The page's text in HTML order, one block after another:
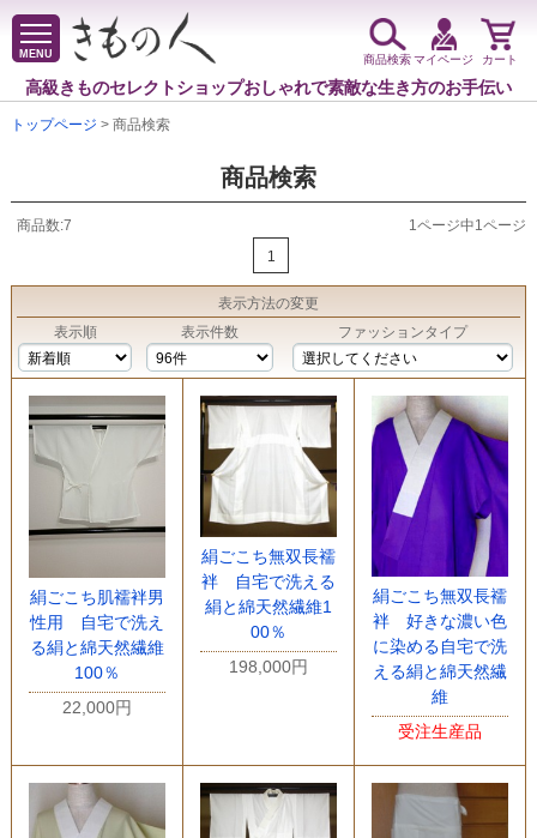
MENU
高級きものセレクトショップおしゃれで素敵な生き方のお手伝い
商品検索マイページ カート
トップページ > 商品検索
商品検索
商品数:7
1ページ中1ページ
1
表示方法の変更
表示順
表示件数 ファッションタイプ
絹ごこち肌襦袢男
性用 自宅で洗え
る絹と綿天然繊維
100％
22,000円
絹ごこち無双長襦
袢 自宅で洗える
絹と綿天然繊維1
00％
198,000円
絹ごこち無双長襦
袢 好きな濃い色
に染める自宅で洗
える絹と綿天然繊
維
受注生産品